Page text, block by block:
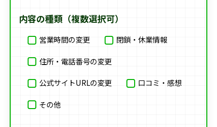
内容の種類（複数選択可）
営業時間の変更 閉鎖・休業情報
住所・電話番号の変更
公式サイトURLの変更 口コミ・感想
その他